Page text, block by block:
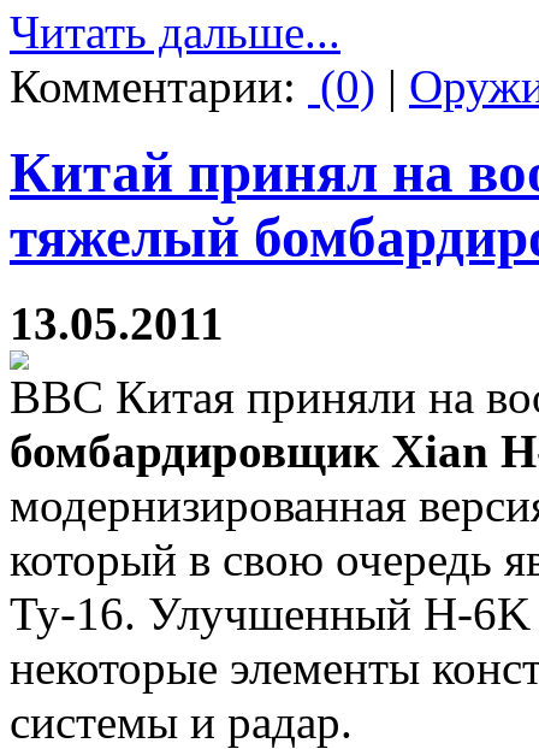
Читать дальше...
Комментарии: (0) |
Китай принял на
тяжелый
13.05.2011
ВВС Китая приняли на
бомбардировщик Xian
модернизированная
который в свою очередь
Ту-16. Улучшенный H-6K
некоторые элементы
системы и радар.